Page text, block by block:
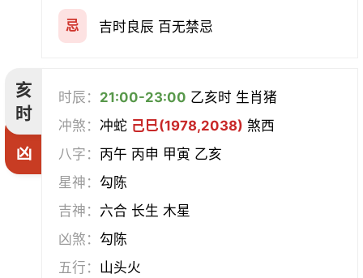
忌 吉时良辰 百无禁忌
亥
时
凶
时辰： 21:00-23:00 乙亥时 生肖猪
冲煞：冲蛇 己巳(1978,2038) 煞西
八字： 丙午 丙申 甲寅 乙亥
星神： 勾陈
吉神： 六合 长生 木星
凶煞： 勾陈
五行： 山头火